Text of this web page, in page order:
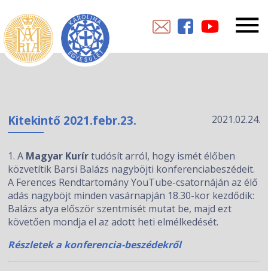
Kitekintő 2021.febr.23. 2021.02.24.
1. A Magyar Kurírtudósít arról, hogy ismét élőben
közvetítik Barsi Balázs nagyböjti konferenciabeszédeit.
A Ferences Rendtartomány YouTube-csatornáján az élő
adás nagyböjt minden vasárnapján 18.30-kor kezdődik:
Balázs atya először szentmisét mutat be, majd ezt
követően mondja el az adott heti elmélkedését.
Részletek a konferencia-beszédekről